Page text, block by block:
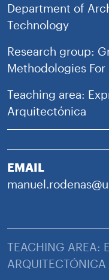
Department of
Technology
Research group:
Methodologies
Teaching area:
Arquitectónica
EMAIL
TEACHING AREA:
ARQUITECTÓNICA